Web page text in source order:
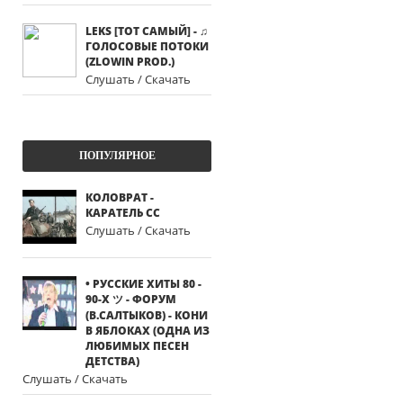
LEKS [ТОТ САМЫЙ] - ♫
ГОЛОСОВЫЕ ПОТОКИ
(ZLOWIN PROD.)
Слушать / Скачать
ПОПУЛЯРНОЕ
КОЛОВРАТ -
КАРАТЕЛЬ СС
Слушать / Скачать
• РУССКИЕ ХИТЫ 80 -
90-Х ツ - ФОРУМ
(В.САЛТЫКОВ) - КОНИ
В ЯБЛОКАХ (ОДНА ИЗ
ЛЮБИМЫХ ПЕСЕН
ДЕТСТВА)
Слушать / Скачать